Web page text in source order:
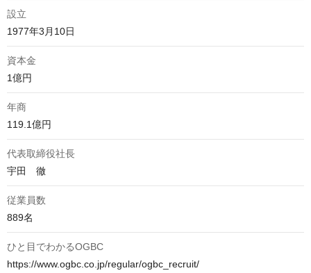
設立
1977年3月10日
資本金
1億円
年商
119.1億円
代表取締役社長
宇田　徹
従業員数
889名
ひと目でわかるOGBC
https://www.ogbc.co.jp/regular/ogbc_recruit/